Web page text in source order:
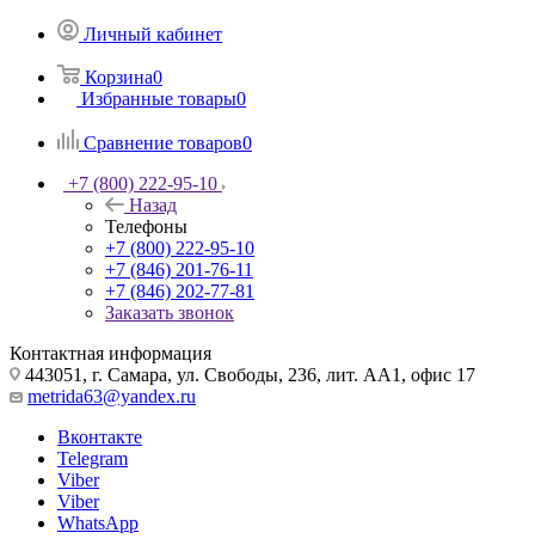
Личный кабинет
Корзина0
Избранные товары0
Сравнение товаров0
+7 (800) 222-95-10
Назад
Телефоны
+7 (800) 222-95-10
+7 (846) 201-76-11
+7 (846) 202-77-81
Заказать звонок
Контактная информация
443051, г. Самара, ул. Свободы, 236, лит. АА1, офис 17
metrida63@yandex.ru
Вконтакте
Telegram
Viber
Viber
WhatsApp